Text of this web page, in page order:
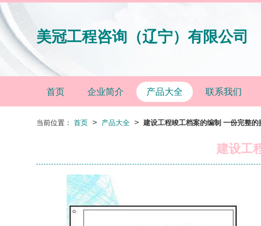
美冠工程咨询（辽宁）有限公司
首页 企业简介 产品大全 联系我们
当前位置： 首页 > 产品大全 > 建设工程竣工档案的编制 一份完整的
建设工